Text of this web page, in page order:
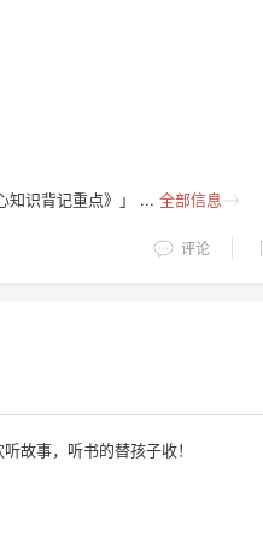
知识背记重点》」 ...全部信息
评论
故事，听书的替孩子收！